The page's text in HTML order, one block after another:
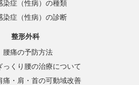
染症（性病）の種類
染症（性病）の診断
整形外科
腰痛の予防方法
っくり腰の治療について
痛・肩・首の可動域改善